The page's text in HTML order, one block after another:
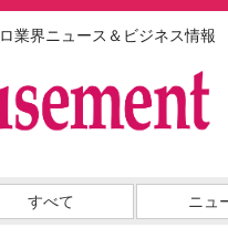
業界ニュース＆ビジネス情報
すべて ニュ